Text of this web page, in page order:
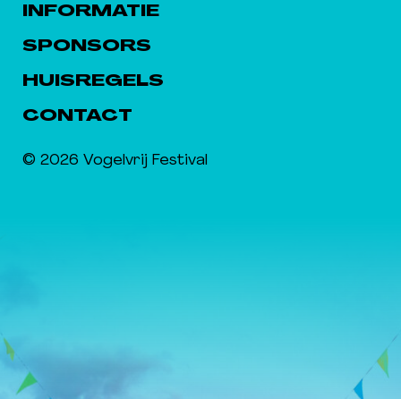
INFORMATIE
SPONSORS
HUISREGELS
CONTACT
© 2026 Vogelvrij Festival